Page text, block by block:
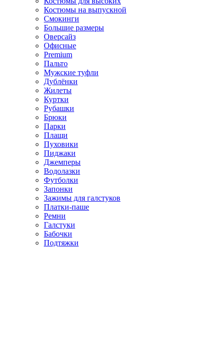
Костюмы на выпускной
Смокинги
Большие размеры
Оверсайз
Офисные
Premium
Пальто
Мужские туфли
Дублёнки
Жилеты
Куртки
Рубашки
Брюки
Парки
Плащи
Пуховики
Пиджаки
Джемперы
Водолазки
Футболки
Запонки
Зажимы для галстуков
Платки-паше
Ремни
Галстуки
Бабочки
Подтяжки